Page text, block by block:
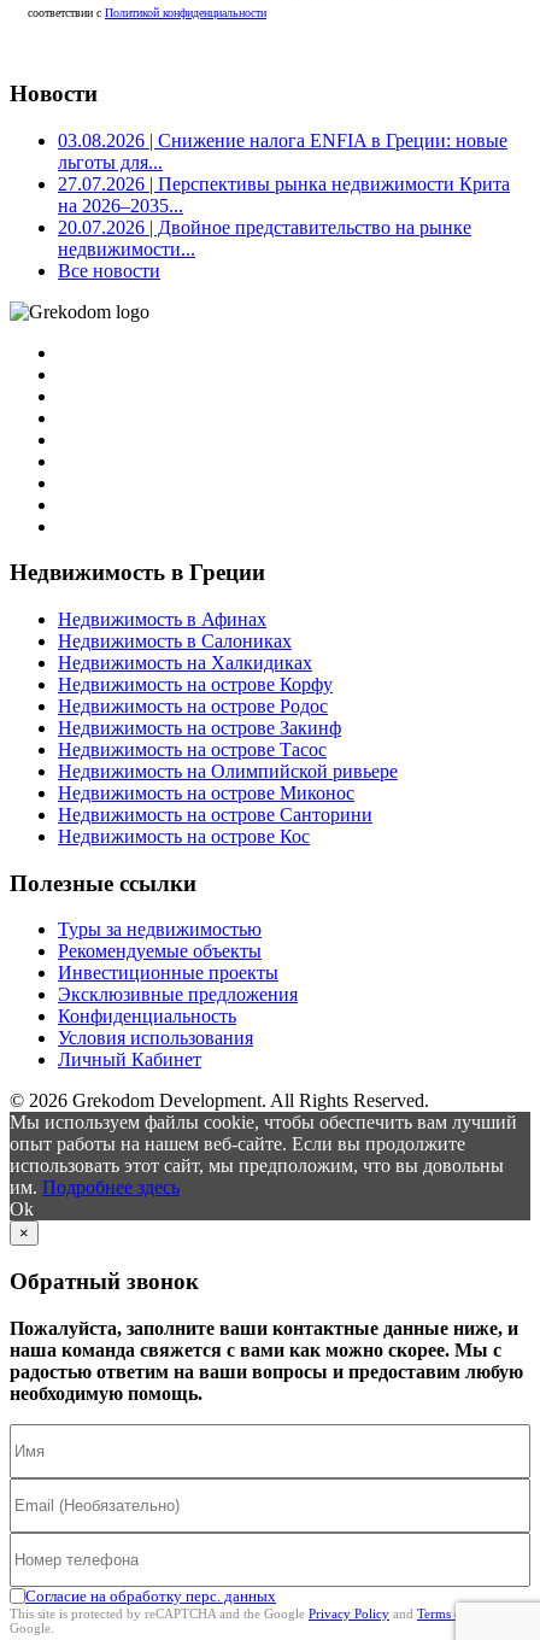
соответствии с Политикой конфиденциальности
Новости
03.08.2026 | Снижение налога ENFIA в Греции: новые
льготы для...
27.07.2026 | Перспективы рынка недвижимости Крита
на 2026–2035...
20.07.2026 | Двойное представительство на рынке
недвижимости...
Все новости
Недвижимость в Греции
Недвижимость в Афинах
Недвижимость в Салониках
Недвижимость на Халкидиках
Недвижимость на острове Корфу
Недвижимость на острове Родос
Недвижимость на острове Закинф
Недвижимость на острове Тасос
Недвижимость на Олимпийской ривьере
Недвижимость на острове Миконос
Недвижимость на острове Санторини
Недвижимость на острове Кос
Полезные ссылки
Туры за недвижимостью
Рекомендуемые объекты
Инвестиционные проекты
Эксклюзивные предложения
Конфиденциальность
Условия использования
Личный Кабинет
© 2026 Grekodom Development. All Rights Reserved.
Мы используем файлы cookie, чтобы обеспечить вам лучший
опыт работы на нашем веб-сайте. Если вы продолжите
использовать этот сайт, мы предположим, что вы довольны
им. Подробнее здесь
Ok
×
Обратный звонок
Пожалуйста, заполните ваши контактные данные ниже, и
наша команда свяжется с вами как можно скорее. Мы с
радостью ответим на ваши вопросы и предоставим любую
необходимую помощь.
Согласие на обработку перс. данных
This site is protected by reCAPTCHA and the Google Privacy Policy and Terms of Service
Google.